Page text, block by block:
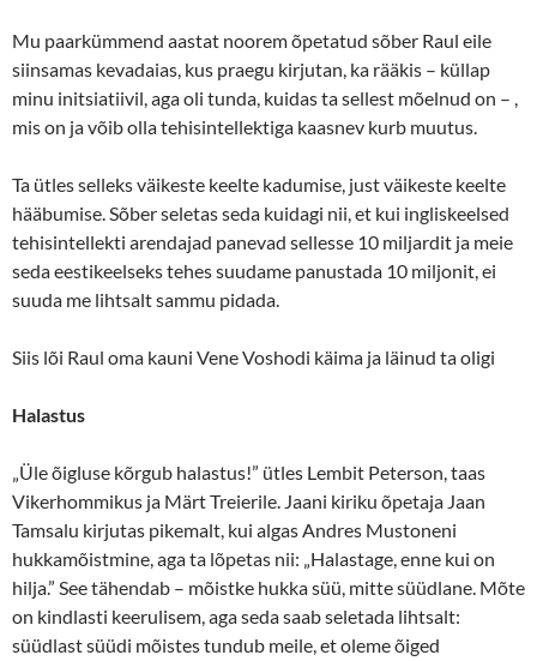
Mu paarkümmend aastat noorem õpetatud sõber Raul eile
siinsamas kevadaias, kus praegu kirjutan, ka rääkis – küllap
minu initsiatiivil, aga oli tunda, kuidas ta sellest mõelnud on – ,
mis on ja võib olla tehisintellektiga kaasnev kurb muutus.
Ta ütles selleks väikeste keelte kadumise, just väikeste keelte
hääbumise. Sõber seletas seda kuidagi nii, et kui ingliskeelsed
tehisintellekti arendajad panevad sellesse 10 miljardit ja meie
seda eestikeelseks tehes suudame panustada 10 miljonit, ei
suuda me lihtsalt sammu pidada.
Siis lõi Raul oma kauni Vene Voshodi käima ja läinud ta oligi
Halastus
„Üle õigluse kõrgub halastus!” ütles Lembit Peterson, taas
Vikerhommikus ja Märt Treierile. Jaani kiriku õpetaja Jaan
Tamsalu kirjutas pikemalt, kui algas Andres Mustoneni
hukkamõistmine, aga ta lõpetas nii: „Halastage, enne kui on
hilja.” See tähendab – mõistke hukka süü, mitte süüdlane. Mõte
on kindlasti keerulisem, aga seda saab seletada lihtsalt:
süüdlast süüdi mõistes tundub meile, et oleme õiged